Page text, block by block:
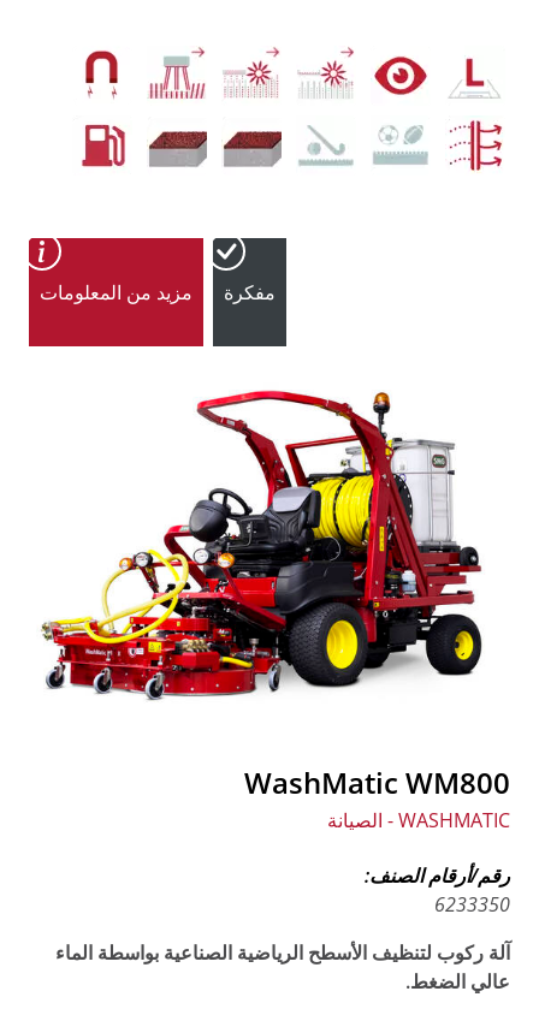
مفكرة مزيد من المعلومات
WashMatic WM800
WASHMATIC - الصيانة
رقم/أرقام الصنف:
6233350
آلة ركوب لتنظيف الأسطح الرياضية الصناعية بواسطة الماء
عالي الضغط.